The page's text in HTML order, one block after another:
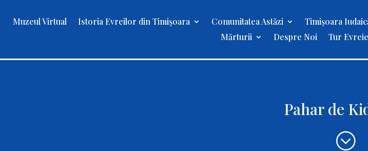
Muzeul Virtual Istoria Evreilor din Timișoara Comunitatea Astăzi Timișoara
Mărturii
Despre Noi Tur
Pahar de
;